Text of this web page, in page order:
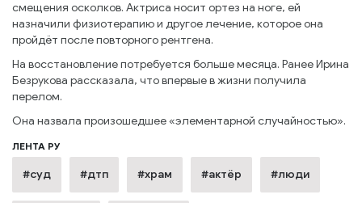
смещения осколков. Актриса носит ортез на ноге, ей
назначили физиотерапию и другое лечение, которое она
пройдёт после повторного рентгена.
На восстановление потребуется больше месяца. Ранее Ирина
Безрукова рассказала, что впервые в жизни получила
перелом.
Она назвала произошедшее «элементарной случайностью».
ЛЕНТА РУ
#суд #дтп #храм #актёр #люди